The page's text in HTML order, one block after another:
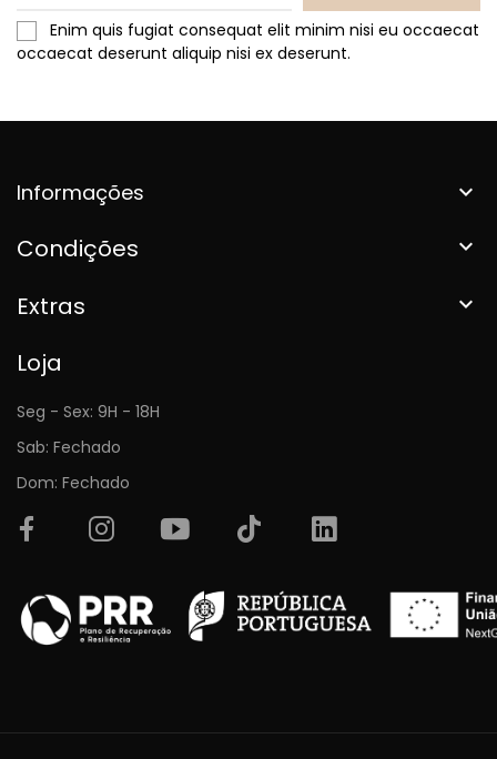
Enim quis fugiat consequat elit minim nisi eu occaecat
occaecat deserunt aliquip nisi ex deserunt.
Informações 
Condições 
Extras 
Loja
Seg - Sex: 9H - 18H
Sab: Fechado
Dom: Fechado